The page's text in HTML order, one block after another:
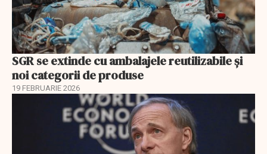
SGR se extinde cu ambalajele reutilizabile și
noi categorii de produse
19 FEBRUARIE 2026